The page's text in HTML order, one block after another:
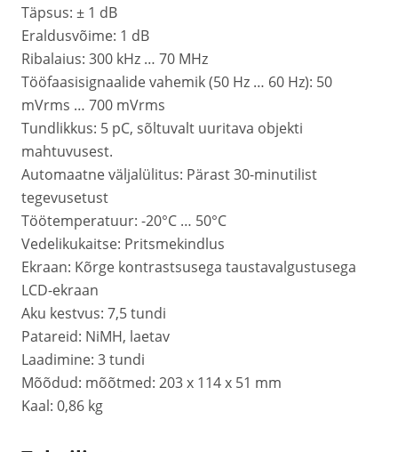
Täpsus: ± 1 dB
Eraldusvõime: 1 dB
Ribalaius: 300 kHz … 70 MHz
Tööfaasisignaalide vahemik (50 Hz … 60 Hz): 50
mVrms … 700 mVrms
Tundlikkus: 5 pC, sõltuvalt uuritava objekti
mahtuvusest.
Automaatne väljalülitus: Pärast 30-minutilist
tegevusetust
Töötemperatuur: -20°C … 50°C
Vedelikukaitse: Pritsmekindlus
Ekraan: Kõrge kontrastsusega taustavalgustusega
LCD-ekraan
Aku kestvus: 7,5 tundi
Patareid: NiMH, laetav
Laadimine: 3 tundi
Mõõdud: mõõtmed: 203 x 114 x 51 mm
Kaal: 0,86 kg